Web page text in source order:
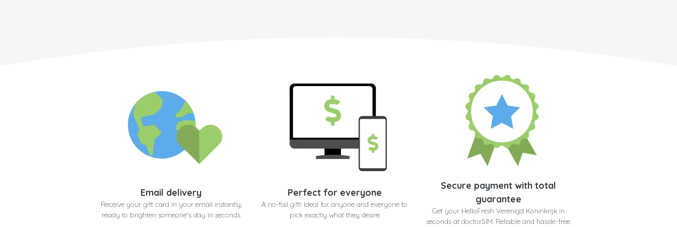
Email delivery
Receive your gift card in your email instantly,
ready to brighten someone's day in seconds
Perfect for everyone
A no-fail gift! Ideal for anyone and everyone to
pick exactly what they desire
Secure payment with total
guarantee
Get your HelloFresh Verenigd Koninkrijk in
seconds at doctorSIM. Reliable and hassle-free